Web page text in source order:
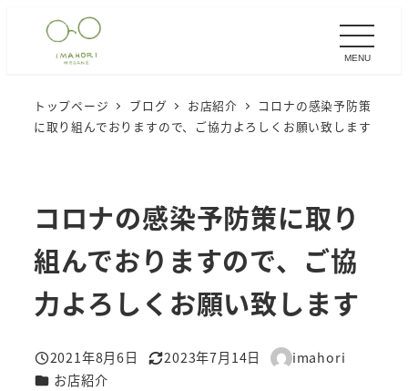
MENU
トップページ ブログ お店紹介
コロナの感染予防策
に取り組んでおりますので、ご協力よろしくお願い致します
コロナの感染予防策に取り
組んでおりますので、ご協
力よろしくお願い致します
投稿日
2021年8月6日
更新日
2023年7月14日
著
imahori
カテゴリー
お店紹介